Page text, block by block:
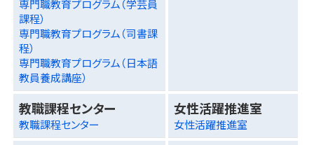
専門職教育プログラム（学芸員
課程）
専門職教育プログラム（司書課
程）
専門職教育プログラム（日本語
教員養成講座）
教職課程センター
教職課程センター
女性活躍推進室
女性活躍推進室